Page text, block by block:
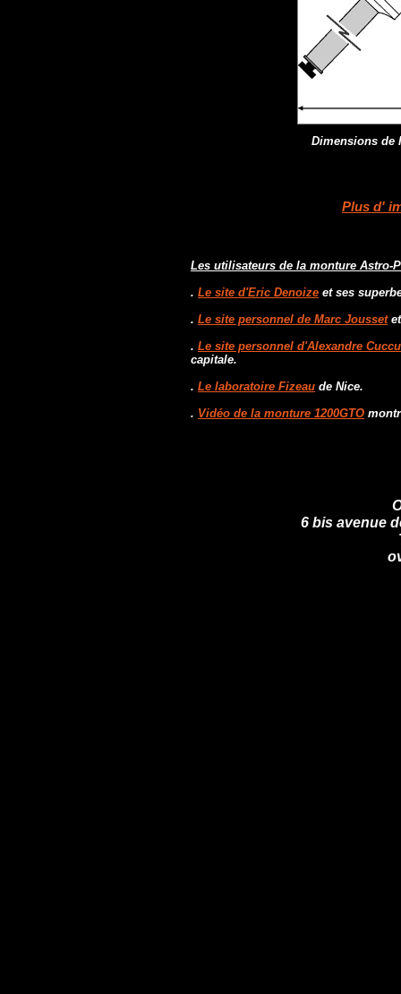
6 bis avenue
Dimensions de
Plus d'
Les utilisateurs de la monture Astro-
. Le site d'Eric Denoize et ses
. Le site personnel de Marc Joussetet
. Le site personnel d'Alexandre
capitale.
. Le laboratoire Fizeau de Nice.
. Vidéo de la monture 1200GTO